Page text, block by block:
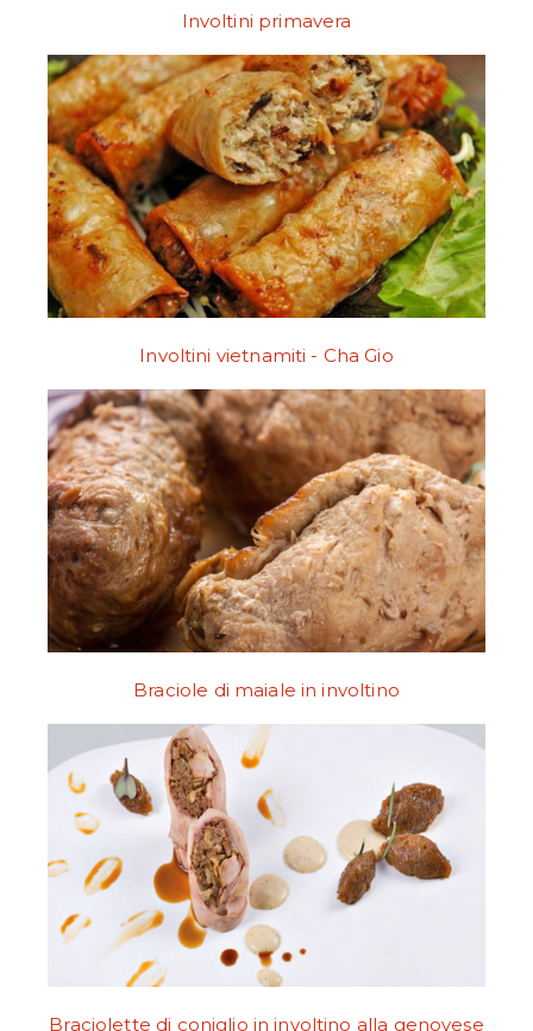
Involtini primavera
Involtini vietnamiti - Cha Gio
Braciole di maiale in involtino
Braciolette di coniglio in involtino alla genovese